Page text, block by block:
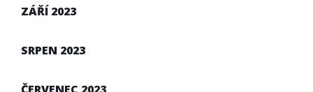
ZÁŘÍ 2023
SRPEN 2023